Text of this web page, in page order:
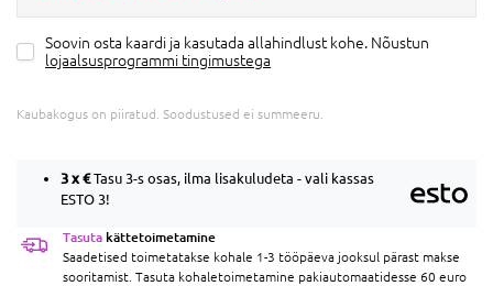
Soovin osta kaardi ja kasutada allahindlust kohe. Nõustun
lojaalsusprogrammi tingimustega
Kaubakogus on piiratud. Soodustused ei summeeru.
3 x€Tasu 3-s osas, ilma lisakuludeta - vali kassas
ESTO 3!
Tasuta kättetoimetamine
Saadetised toimetatakse kohale 1-3 tööpäeva jooksul pärast makse
sooritamist. Tasuta kohaletoimetamine pakiautomaatidesse 60 euro